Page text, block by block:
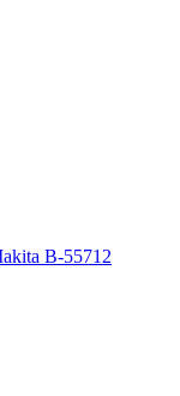
B-55712